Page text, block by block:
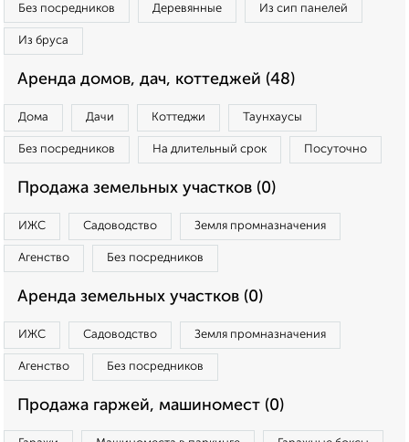
Без посредников Деревянные Из сип панелей
Из бруса
Аренда домов, дач, коттеджей (48)
Дома Дачи Коттеджи Таунхаусы
Без посредников На длительный срок Посуточно
Продажа земельных участков (0)
ИЖС Садоводство Земля промназначения
Агенство Без посредников
Аренда земельных участков (0)
ИЖС Садоводство Земля промназначения
Агенство Без посредников
Продажа гаржей, машиномест (0)